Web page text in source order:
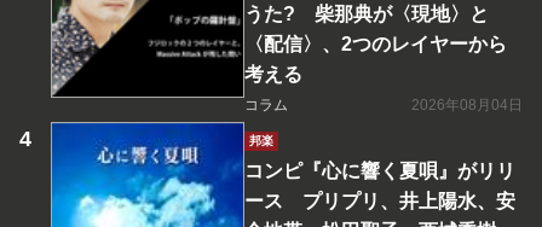
うた? 柴那典が〈現地〉と
〈配信〉、2つのレイヤーから
考える
コラム 2026年08月04日
邦楽
コンピ『心に響く夏唄』がリリ
ース プリプリ、井上陽水、安